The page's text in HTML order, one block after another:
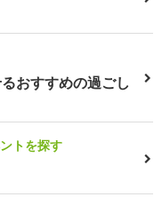
おすすめの過ごし
トを探す